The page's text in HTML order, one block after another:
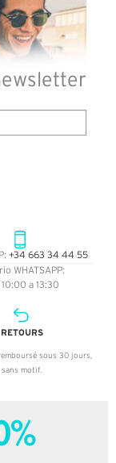
+34 663 34 44 55
WHATSAPP:
10:00 a 13:30
RETOURS
sous 30 jours,
sans motif.